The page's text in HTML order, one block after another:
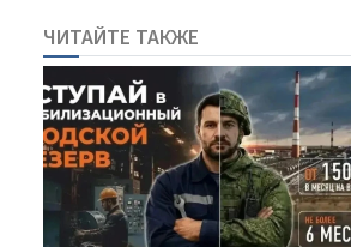
ЧИТАЙТЕ ТАКЖЕ